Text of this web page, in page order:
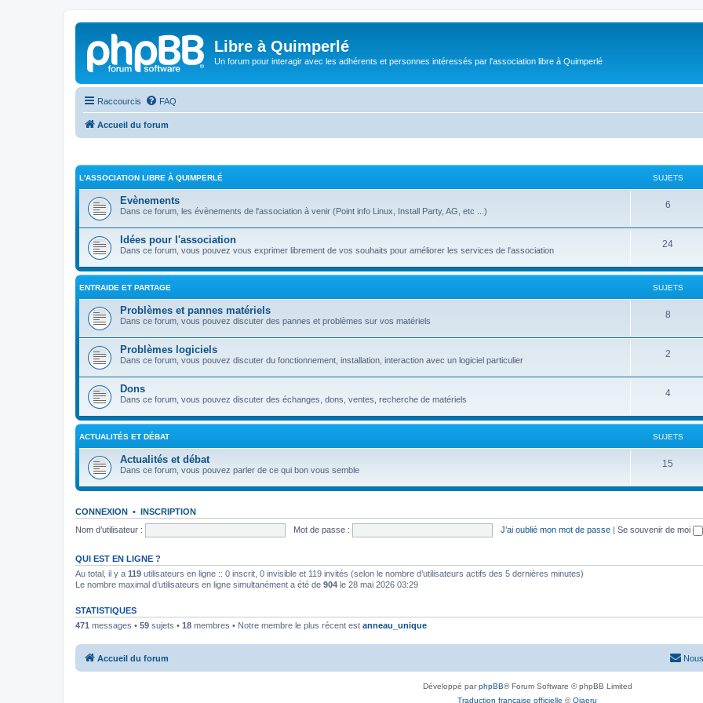
Libre à Quimperlé
Un forum pour interagir avec les adhérents et personnes intéressés par l'association libre à Quimperlé
Raccourcis FAQ
Accueil du forum
L'ASSOCIATION LIBRE À QUIMPERLÉ SUJETS
Evènements
Dans ce forum, les évènements de l'association à venir (Point info Linux, Install Party, AG, etc ...)
6
Idées pour l'association
Dans ce forum, vous pouvez vous exprimer librement de vos souhaits pour améliorer les services de l'association
24
ENTRAIDE ET PARTAGE SUJETS
Problèmes et pannes matériels
Dans ce forum, vous pouvez discuter des pannes et problèmes sur vos matériels
8
Problèmes logiciels
Dans ce forum, vous pouvez discuter du fonctionnement, installation, interaction avec un logiciel particulier
2
Dons
Dans ce forum, vous pouvez discuter des échanges, dons, ventes, recherche de matériels
4
ACTUALITÉS ET DÉBAT SUJETS
Actualités et débat
Dans ce forum, vous pouvez parler de ce qui bon vous semble
15
CONNEXION • INSCRIPTION
Nom d’utilisateur :
Mot de passe : J’ai oublié mon mot de passe | Se souvenir de moi
QUI EST EN LIGNE ?
Au total, il y a 119 utilisateurs en ligne :: 0 inscrit, 0 invisible et 119 invités (selon le nombre d’utilisateurs actifs des 5 dernières minutes)
Le nombre maximal d’utilisateurs en ligne simultanément a été de 904 le 28 mai 2026 03:29
STATISTIQUES
471 messages • 59 sujets • 18 membres • Notre membre le plus récent est anneau_unique
Accueil du forum
Développé parphpBB® Forum Software © phpBB Limited
Traduction française officielle ©Qiaeru